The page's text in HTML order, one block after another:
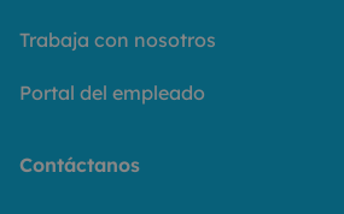
Trabaja con nosotros
Portal del empleado
Contáctanos